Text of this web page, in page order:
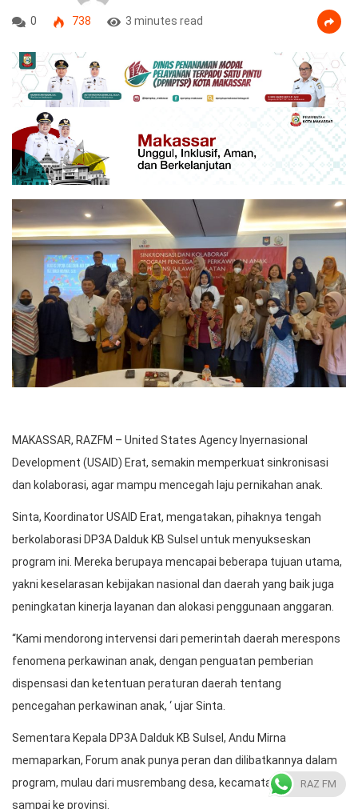
0 738 3 minutes read
MAKASSAR, RAZFM – United States Agency Inyernasional
Development (USAID) Erat, semakin memperkuat sinkronisasi
dan kolaborasi, agar mampu mencegah laju pernikahan anak.
Sinta, Koordinator USAID Erat, mengatakan, pihaknya tengah
berkolaborasi DP3A Dalduk KB Sulsel untuk menyukseskan
program ini. Mereka berupaya mencapai beberapa tujuan utama,
yakni keselarasan kebijakan nasional dan daerah yang baik juga
peningkatan kinerja layanan dan alokasi penggunaan anggaran.
“Kami mendorong intervensi dari pemerintah daerah merespons
fenomena perkawinan anak, dengan penguatan pemberian
dispensasi dan ketentuan peraturan daerah tentang
pencegahan perkawinan anak, ‘ ujar Sinta.
Sementara Kepala DP3A Dalduk KB Sulsel, Andu Mirna
memaparkan, Forum anak punya peran dan dilibatkannya dalam
program, mulau dari musrembang desa, kecamatan, kabupaten
sampai ke provinsi.
RAZ FM